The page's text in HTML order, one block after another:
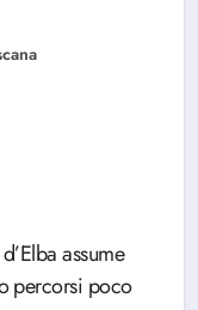
assume
percorsi poco